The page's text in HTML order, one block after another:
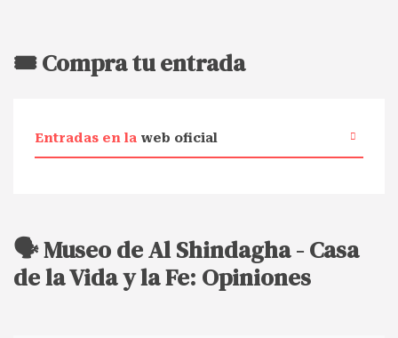
🎟️ Compra tu entrada
Entradas en la web oficial
🗣️ Museo de Al Shindagha - Casa
de la Vida y la Fe: Opiniones